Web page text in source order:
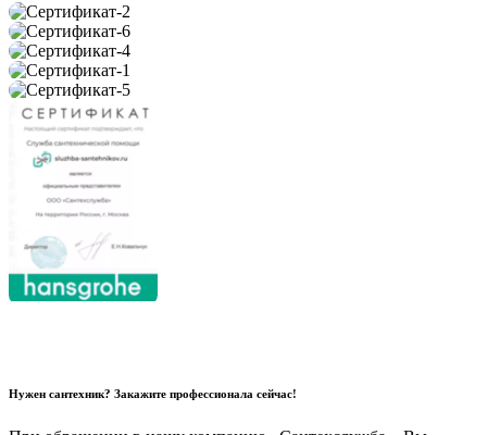
Нужен сантехник? Закажите профессионала сейчас!